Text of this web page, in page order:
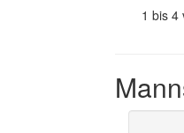
1 bis 4